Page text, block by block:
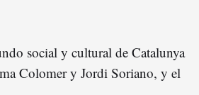
social y cultural de Catalunya
Colomer y Jordi Soriano, y el